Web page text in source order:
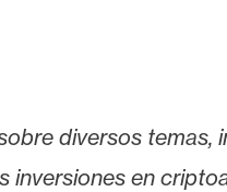
diversos temas,
inversiones en